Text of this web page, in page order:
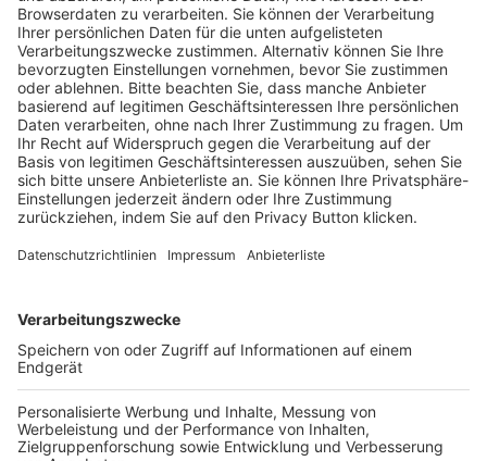
Trainerausbildung
Schulungsangebot Vereinsmitarbeiter
BFV-Geschäftsstellen
Trainerbörse
Login SpielPlus
FOLGE DEM BFV
TOP-VEREINE